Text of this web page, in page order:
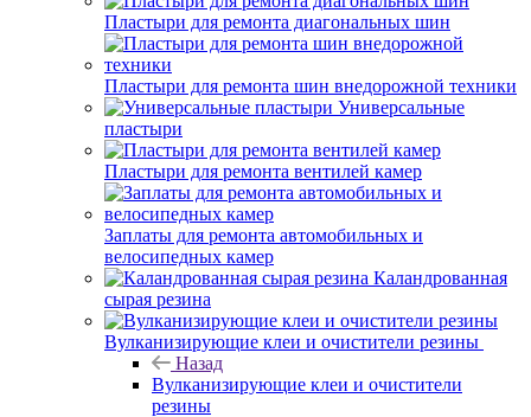
Пластыри для ремонта диагональных шин
Пластыри для ремонта шин внедорожной техники
Универсальные
пластыри
Пластыри для ремонта вентилей камер
Заплаты для ремонта автомобильных и
велосипедных камер
Каландрованная
сырая резина
Вулканизирующие клеи и очистители резины
Назад
Вулканизирующие клеи и очистители
резины